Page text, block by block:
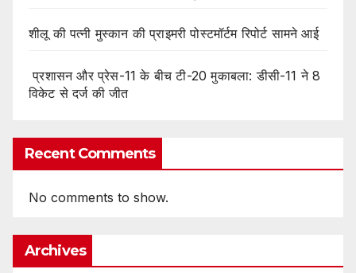
शीलू की पत्नी मुस्कान की प्राइमरी पोस्टमॉर्टम रिपोर्ट सामने आई
प्रशासन और प्रेस-11 के बीच टी-20 मुकाबला: डीसी-11 ने 8
विकेट से दर्ज की जीत
Recent Comments
No comments to show.
Archives